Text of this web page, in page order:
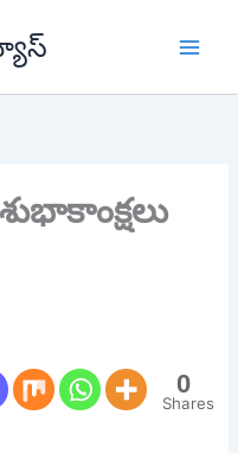
0
Shares